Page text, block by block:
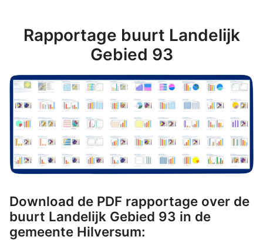
Rapportage buurt Landelijk
Gebied 93
Download de PDF rapportage over de
buurt Landelijk Gebied 93 in de
gemeente Hilversum: